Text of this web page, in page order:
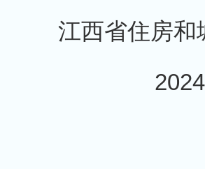
江西省住房和
2024